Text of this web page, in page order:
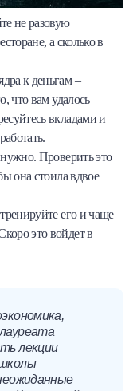
не разовую
а сколько в
к деньгам –
что вам удалось
вкладами и
Проверить это
она стоила вдвое
его и чаще
это войдет в
лекции